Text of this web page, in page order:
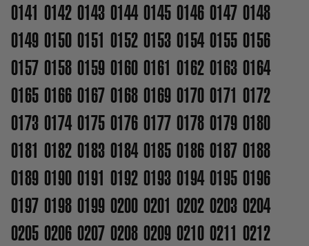
0141 0142 0143 0144 0145 0146 0147 0148
0149 0150 0151 0152 0153 0154 0155 0156
0157 0158 0159 0160 0161 0162 0163 0164
0165 0166 0167 0168 0169 0170 0171 0172
0173 0174 0175 0176 0177 0178 0179 0180
0181 0182 0183 0184 0185 0186 0187 0188
0189 0190 0191 0192 0193 0194 0195 0196
0197 0198 0199 0200 0201 0202 0203 0204
0205 0206 0207 0208 0209 0210 0211 0212